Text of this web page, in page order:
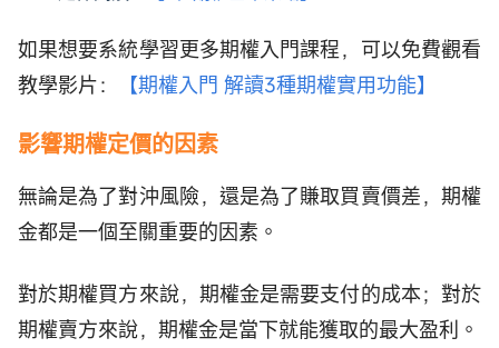
如果想要系統學習更多期權入門課程，可以免費觀看
教學影片：
【期權入門 解讀3種期權實用功能】
影響期權定價的因素
無論是為了對沖風險，還是為了賺取買賣價差，期權
金都是一個至關重要的因素。
對於期權買方來說，期權金是需要支付的成本；對於
期權賣方來說，期權金是當下就能獲取的最大盈利。